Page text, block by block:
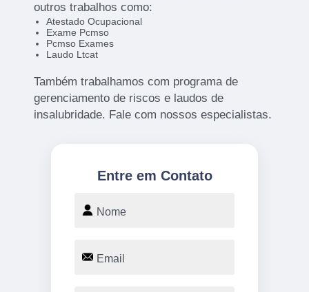
outros trabalhos como:
Atestado Ocupacional
Exame Pcmso
Pcmso Exames
Laudo Ltcat
Também trabalhamos com programa de
gerenciamento de riscos e laudos de
insalubridade. Fale com nossos especialistas.
Entre em Contato